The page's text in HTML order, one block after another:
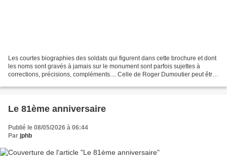
Les courtes biographies des soldats qui figurent dans cette brochure et dont
les noms sont gravés à jamais sur le monument sont parfois sujettes à
corrections, précisions, compléments.... Celle de Roger Dumoutier peut être
Le 81ème anniversaire
Publié le 08/05/2026 à 06:44
Par jphb